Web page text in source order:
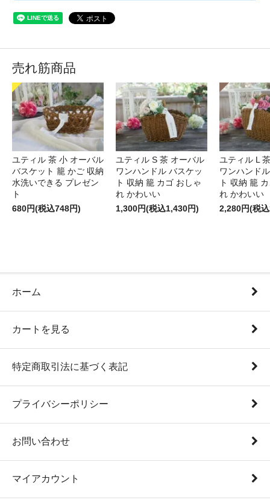
売れ筋商品
ユティル 茶 小 オーバル
バスケット 籠 かご 収納
水洗いできる プレゼン
ト
680円(税込748円)
ユティル S 茶 オーバル
ワンハンドル バスケッ
ト 収納 籠 カゴ おしゃ
れ かわいい
1,300円(税込1,430円)
ユティル L
ワンハンド
ト 収納 籠
れ かわいい
2,280円(税
ホーム
カートを見る
特定商取引法に基づく表記
プライバシーポリシー
お問い合わせ
マイアカウント